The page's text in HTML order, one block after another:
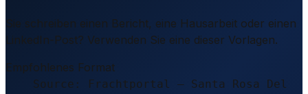
Sie schreiben einen Bericht, eine Hausarbeit oder einen
LinkedIn-Post? Verwenden Sie eine dieser Vorlagen.
Empfohlenes Format
Source: Frachtportal – Santa Rosa Del